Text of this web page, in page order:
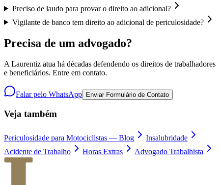
Preciso de laudo para provar o direito ao adicional?
Vigilante de banco tem direito ao adicional de periculosidade?
Precisa de um advogado?
A Laurentiz atua há décadas defendendo os direitos de trabalhadores
e beneficiários. Entre em contato.
Falar pelo WhatsApp Enviar Formulário de Contato
Veja também
Periculosidade para Motociclistas — Blog
Insalubridade
Acidente de Trabalho
Horas Extras Advogado Trabalhista